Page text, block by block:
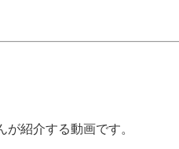
が紹介する動画です。